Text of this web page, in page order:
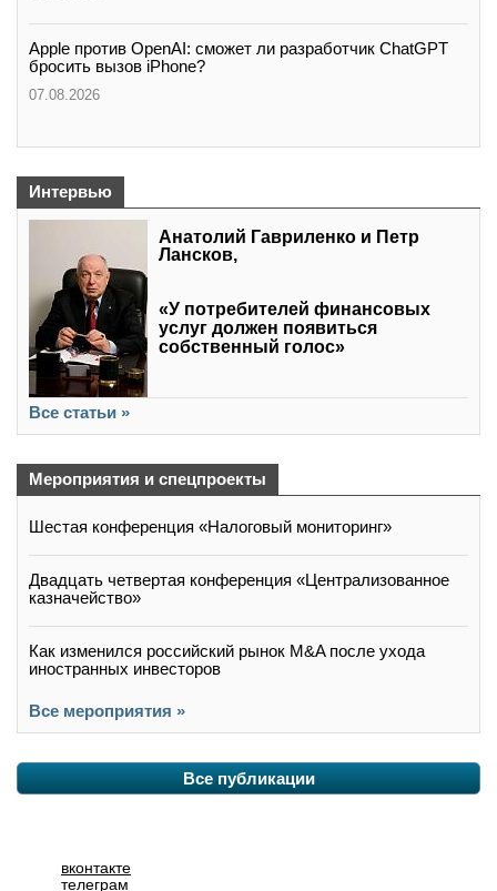
Apple против OpenAI: сможет ли разработчик ChatGPT
бросить вызов iPhone?
07.08.2026
Интервью
Анатолий Гавриленко и Петр
Лансков,
«У потребителей финансовых
услуг должен появиться
собственный голос»
Все статьи »
Мероприятия и спецпроекты
Шестая конференция «Налоговый мониторинг»
Двадцать четвертая конференция «Централизованное
казначейство»
Как изменился российский рынок M&A после ухода
иностранных инвесторов
Все мероприятия »
Все публикации
вконтакте
телеграм